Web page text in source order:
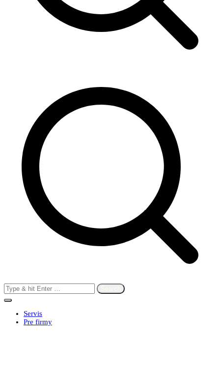
Search
for:
Servis
Pre firmy